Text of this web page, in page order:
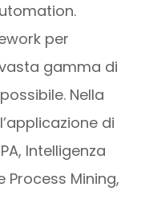
per
gamma di
Nella
di
Intelligenza
Mining,